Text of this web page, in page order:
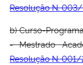
Resolução N.
b) Curso-
- Mestrado
Resolução N. 001/